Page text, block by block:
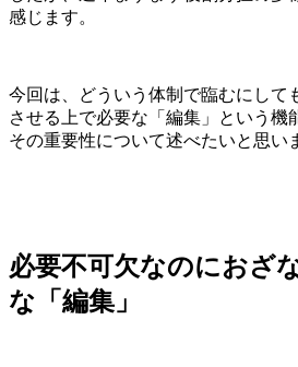
感じます。
今回は、どういう体制で臨むにして
させる上で必要な「編集」という機
その重要性について述べたいと思い
必要不可欠なのにおざ
な「編集」